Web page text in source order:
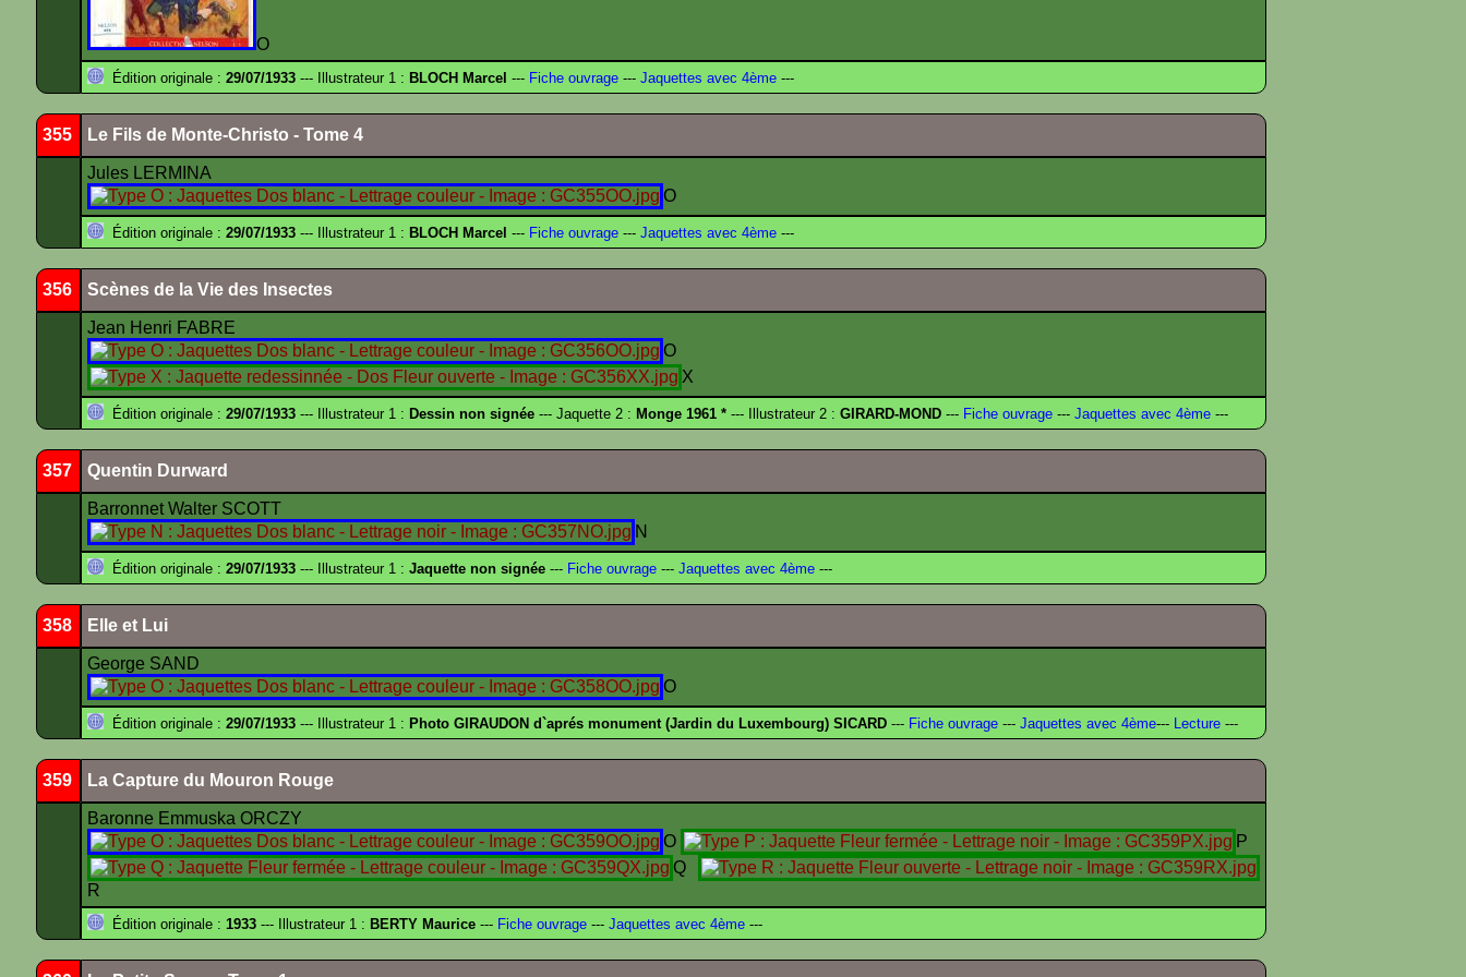
O
Édition originale : 29/07/1933 --- Illustrateur 1 : BLOCH Marcel --- Fiche ouvrage --- Jaquettes avec 4ème ---
355 Le Fils de Monte-Christo - Tome 4
Jules LERMINA
O
Édition originale : 29/07/1933 --- Illustrateur 1 : BLOCH Marcel --- Fiche ouvrage --- Jaquettes avec 4ème ---
356 Scènes de la Vie des Insectes
Jean Henri FABRE
O
X
Édition originale : 29/07/1933 --- Illustrateur 1 : Dessin non signée --- Jaquette 2 : Monge 1961 * --- Illustrateur 2 : GIRARD-MOND --- Fiche ouvrage --- Jaquettes avec 4ème ---
357 Quentin Durward
Barronnet Walter SCOTT
N
Édition originale : 29/07/1933 --- Illustrateur 1 : Jaquette non signée --- Fiche ouvrage --- Jaquettes avec 4ème ---
358 Elle et Lui
George SAND
O
Édition originale : 29/07/1933 --- Illustrateur 1 : Photo GIRAUDON d`aprés monument (Jardin du Luxembourg) SICARD --- Fiche ouvrage --- Jaquettes avec 4ème--- Lecture ---
359 La Capture du Mouron Rouge
Baronne Emmuska ORCZY
O
P
Q
R
Édition originale : 1933 --- Illustrateur 1 : BERTY Maurice --- Fiche ouvrage --- Jaquettes avec 4ème ---